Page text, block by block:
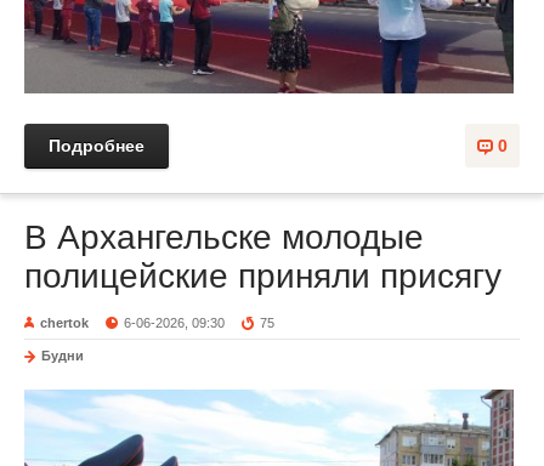
0
Подробнее
В Архангельске молодые
полицейские приняли присягу
chertok 6-06-2026, 09:30 75
Будни